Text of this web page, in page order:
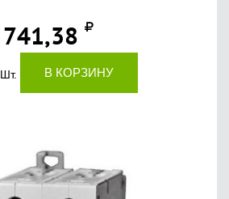
741,38
Шт. В КОРЗИНУ